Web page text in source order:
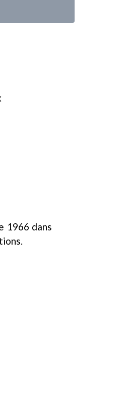
1966 dans